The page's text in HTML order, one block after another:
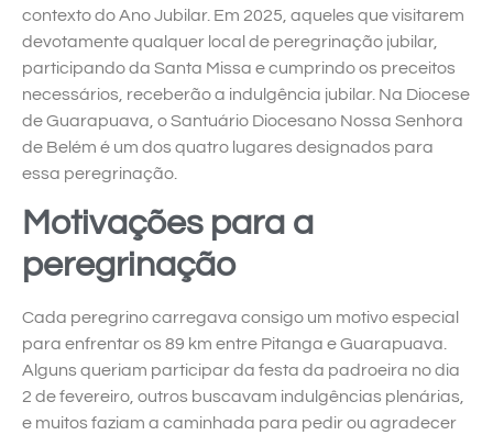
contexto do Ano Jubilar. Em 2025, aqueles que visitarem
devotamente qualquer local de peregrinação jubilar,
participando da Santa Missa e cumprindo os preceitos
necessários, receberão a indulgência jubilar. Na Diocese
de Guarapuava, o Santuário Diocesano Nossa Senhora
de Belém é um dos quatro lugares designados para
essa peregrinação.
Motivações para a
peregrinação
Cada peregrino carregava consigo um motivo especial
para enfrentar os 89 km entre Pitanga e Guarapuava.
Alguns queriam participar da festa da padroeira no dia
2 de fevereiro, outros buscavam indulgências plenárias,
e muitos faziam a caminhada para pedir ou agradecer